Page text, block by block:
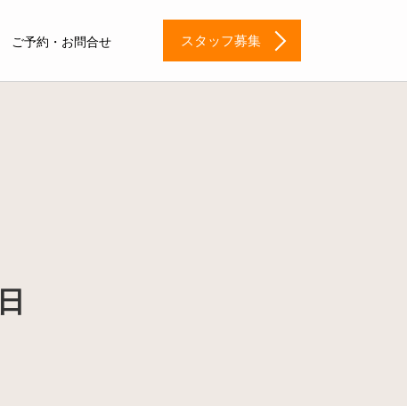
ご予約・お問合せ スタッフ募集